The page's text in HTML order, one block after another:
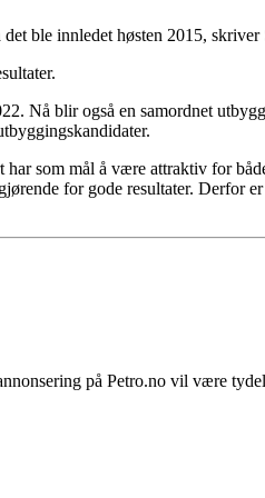
ble innledet høsten 2015,
Nå blir også en samordnet
som mål å være attraktiv for
for gode resultater. Derfor
på Petro.no vil være